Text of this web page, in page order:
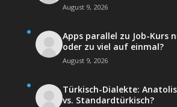
August 9, 2026
Apps parallel zu Job-Kurs
oder zu viel auf einmal?
August 9, 2026
Türkisch-Dialekte:
vs. Standardtürkisch?